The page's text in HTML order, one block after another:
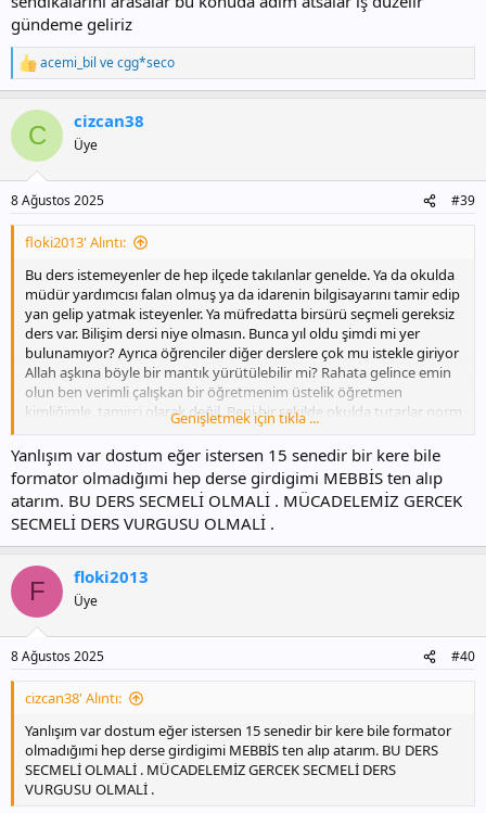
gündeme geliriz
T
e
k
l
acemi_bil vecgg*seco
C cizcan38
Üye
8 Ağustos 2025 #39
floki2013' Alıntı:
Bu ders istemeyenler de hep ilçede takılanlar genelde. Ya da okulda
müdür yardımcısı falan olmuş ya da idarenin bilgisayarını tamir edip
yan gelip yatmak isteyenler. Ya müfredatta birsürü seçmeli gereksiz
ders var. Bilişim dersi niye olmasın. Bunca yıl oldu şimdi mi yer
bulunamıyor? Ayrıca öğrenciler diğer derslere çok mu istekle giriyor
Allah aşkına böyle bir mantık yürütülebilir mi? Rahata gelince emin
olun ben verimli çalışkan bir öğretmenim üstelik öğretmen
kimliğimle, tamirci olarak değil. Beni bir şekilde okulda tutarlar norm
fazlası olmam. Ancak hem mesleki anlamda hem de çocuklara
faydası bakımından bizim dersimiz şart.
Genişletmek için tıkla ...
Yanlışım var dostum eğer istersen 15 senedir bir kere bile
formator olmadığımi hep derse girdigimi MEBBİS ten alıp
atarım. BU DERS SECMELİ OLMALİ . MÜCADELEMİZ GERCEK
SECMELİ DERS VURGUSU OLMALİ .
F floki2013
Üye
8 Ağustos 2025 #40
cizcan38' Alıntı:
Yanlışım var dostum eğer istersen 15 senedir bir kere bile formator
olmadığımi hep derse girdigimi MEBBİS ten alıp atarım. BU DERS
SECMELİ OLMALİ . MÜCADELEMİZ GERCEK SECMELİ DERS
VURGUSU OLMALİ .